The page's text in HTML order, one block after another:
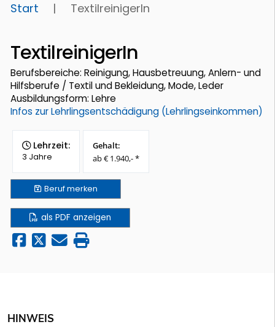
Start | TextilreinigerIn
TextilreinigerIn
Berufsbereiche: Reinigung, Hausbetreuung, Anlern- und
Hilfsberufe / Textil und Bekleidung, Mode, Leder
Ausbildungsform: Lehre
Infos zur Lehrlingsentschädigung (Lehrlingseinkommen)
Lehrzeit:
3 Jahre
Gehalt:
ab € 1.940,- *
Berufmerken
als PDF anzeigen
HINWEIS